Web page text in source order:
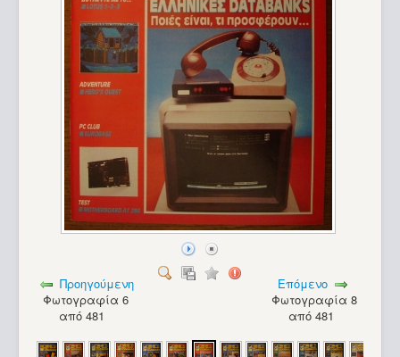
Προηγούμενη
Φωτογραφία 6
από 481
Επόμενο
Φωτογραφία 8
από 481